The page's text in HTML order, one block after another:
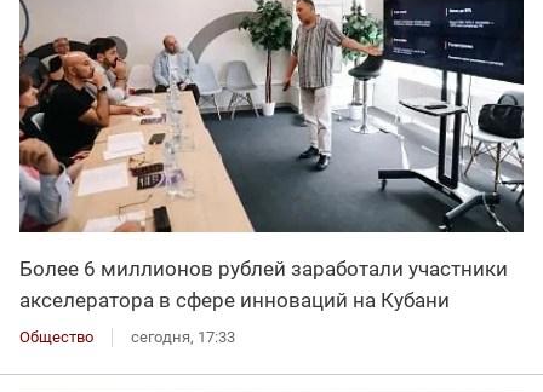
Более 6 миллионов рублей заработали участники
акселератора в сфере инноваций на Кубани
Общество сегодня, 17:33